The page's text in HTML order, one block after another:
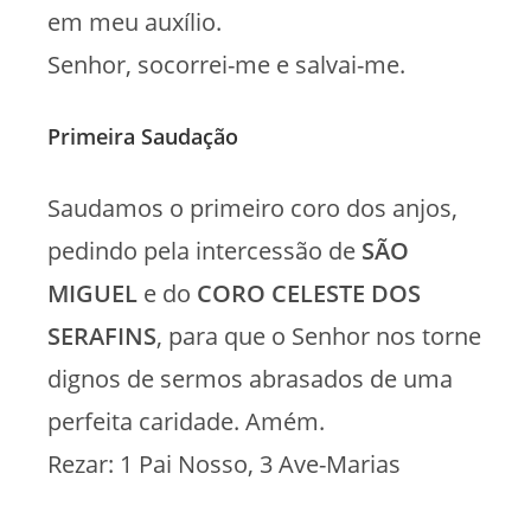
em meu auxílio.
Senhor, socorrei-me e salvai-me.
Primeira Saudação
Saudamos o primeiro coro dos anjos,
pedindo pela intercessão de SÃO
MIGUEL e do CORO CELESTE DOS
SERAFINS, para que o Senhor nos torne
dignos de sermos abrasados de uma
perfeita caridade. Amém.
Rezar: 1 Pai Nosso, 3 Ave-Marias